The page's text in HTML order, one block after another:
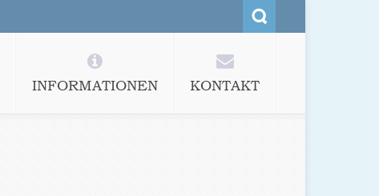
INFORMATIONEN KONTAKT